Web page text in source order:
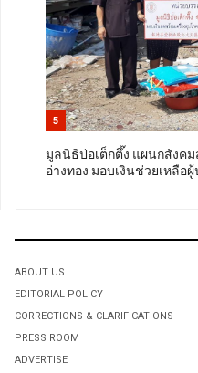
5
มูลนิธิป่อเต็กตึ๊ง แผนกสังค
อ่างทอง มอบเงินช่วยเหลือ
ABOUT US
EDITORIAL POLICY
CORRECTIONS & CLARIFICATIONS
PRESS ROOM
ADVERTISE